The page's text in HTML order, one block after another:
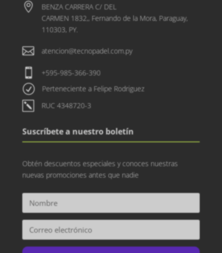

BENZA CARRERA C/ DEL
CARMEN 1832,, Fernando de la Mora, Paraguay,
110303, PY.
 atencion@tecnopadel.com.py
 +595-985-366-390
R Perteneciente a Felipe Rodriguez
k RUC 4348720-3
Suscríbete a nuestro boletín
Obtén descuentos especiales y conoces nuestras
nuevas promociones antes que nadie